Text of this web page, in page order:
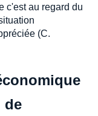
c'est au regard du
(C.
de